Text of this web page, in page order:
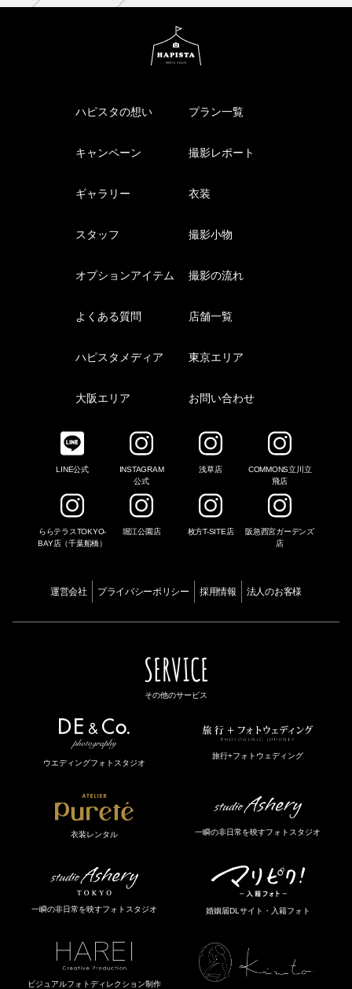
ハピスタの想い プラン一覧
キャンペーン 撮影レポート
ギャラリー 衣装
スタッフ 撮影小物
オプションアイテム 撮影の流れ
よくある質問 店舗一覧
ハピスタメディア 東京エリア
大阪エリア お問い合わせ
LINE公式
INSTAGRAM
公式
浅草店
COMMONS立川立
飛店
ららテラスTOKYO-
BAY店（千葉船橋）
堀江公園店 枚方T-SITE店
阪急西宮ガーデンズ
店
運営会社 プライバシーポリシー 採用情報 法人のお客様
SERVICE
その他のサービス
ウエディングフォトスタジオ
旅行+フォトウェディング
衣装レンタル 一瞬の非日常を映すフォトスタジオ
一瞬の非日常を映すフォトスタジオ 婚姻届DLサイト・入籍フォト
ビジュアルフォトディレクション制作